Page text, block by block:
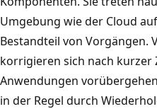
Umgebung wie der Cloud
Bestandteil von Vorgängen.
korrigieren sich nach kurzer
Anwendungen
in der Regel durch